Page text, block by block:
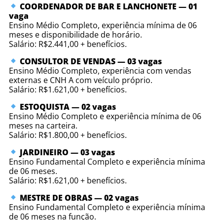
COORDENADOR DE BAR E LANCHONETE — 01
vaga
Ensino Médio Completo, experiência mínima de 06
meses e disponibilidade de horário.
Salário: R$2.441,00 + benefícios.
CONSULTOR DE VENDAS — 03 vagas
Ensino Médio Completo, experiência com vendas
externas e CNH A com veículo próprio.
Salário: R$1.621,00 + benefícios.
ESTOQUISTA — 02 vagas
Ensino Médio Completo e experiência mínima de 06
meses na carteira.
Salário: R$1.800,00 + benefícios.
JARDINEIRO — 03 vagas
Ensino Fundamental Completo e experiência mínima
de 06 meses.
Salário: R$1.621,00 + benefícios.
MESTRE DE OBRAS — 02 vagas
Ensino Fundamental Completo e experiência mínima
de 06 meses na função.